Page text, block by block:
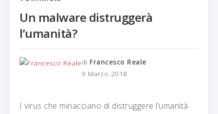
Un malware distruggerà
l’umanità?
di Francesco Reale
9 Marzo 2018
I virus che minacciano di distruggere l’umanità